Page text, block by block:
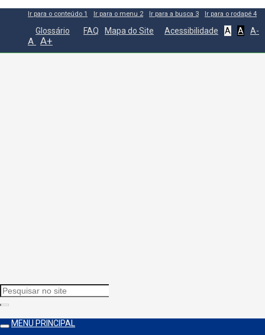
Ir para o conteúdo 1 Ir para o menu 2 Ir para a busca 3 Ir para o rodapé 4
Glossário FAQ Mapa do Site Acessibilidade A A A-
A A+
MENU PRINCIPAL